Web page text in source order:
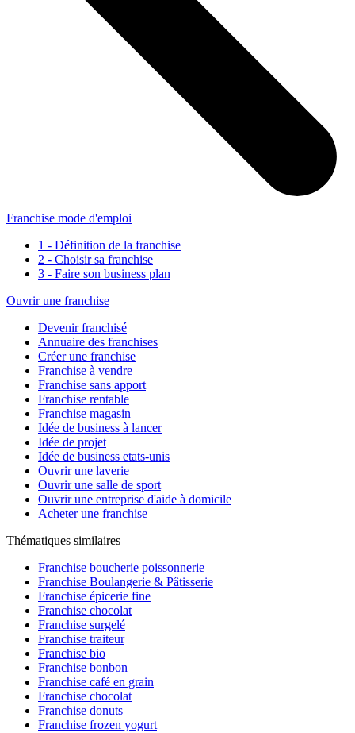
Franchise mode d'emploi
1 - Définition de la franchise
2 - Choisir sa franchise
3 - Faire son business plan
Ouvrir une franchise
Devenir franchisé
Annuaire des franchises
Créer une franchise
Franchise à vendre
Franchise sans apport
Franchise rentable
Franchise magasin
Idée de business à lancer
Idée de projet
Idée de business etats-unis
Ouvrir une laverie
Ouvrir une salle de sport
Ouvrir une entreprise d'aide à domicile
Acheter une franchise
Thématiques similaires
Franchise boucherie poissonnerie
Franchise Boulangerie & Pâtisserie
Franchise épicerie fine
Franchise chocolat
Franchise surgelé
Franchise traiteur
Franchise bio
Franchise bonbon
Franchise café en grain
Franchise chocolat
Franchise donuts
Franchise frozen yogurt